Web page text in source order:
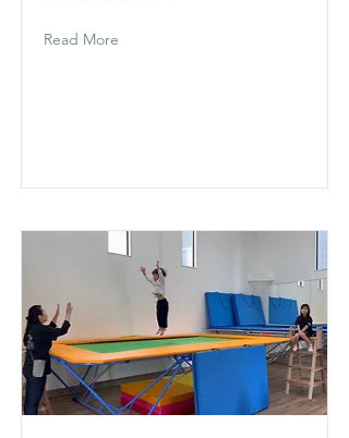
Read More